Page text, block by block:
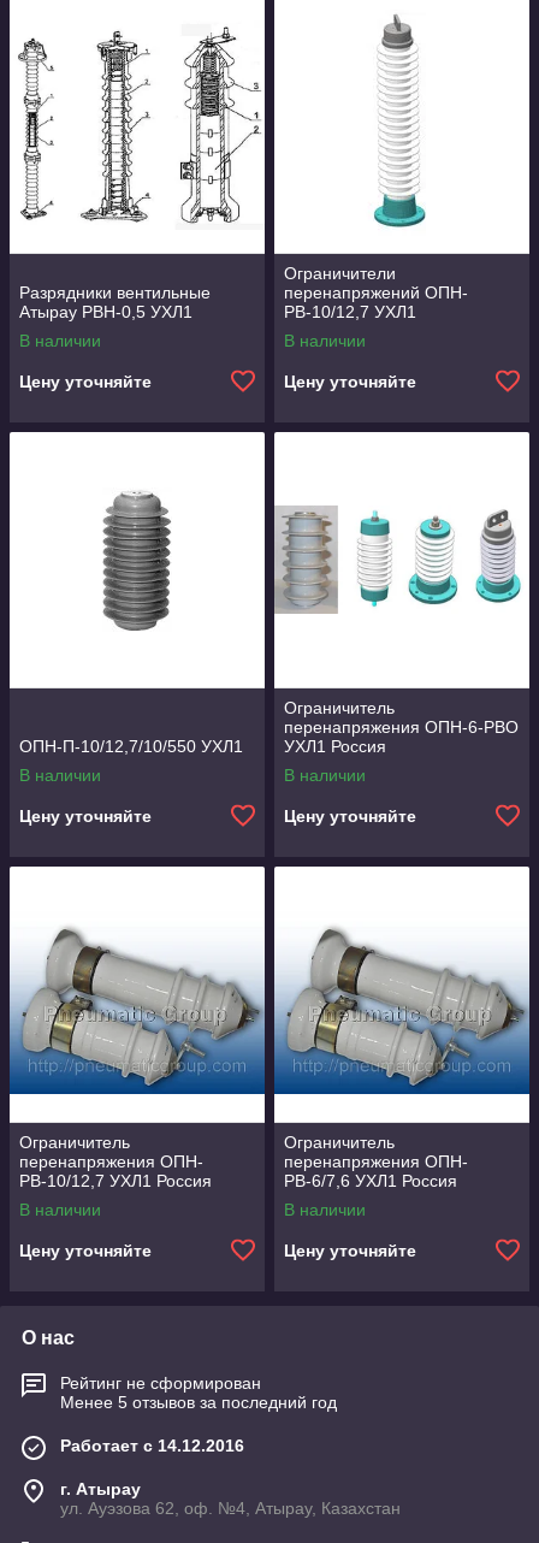
Разрядники вентильные
Атырау РВН-0,5 УХЛ1
В наличии
Цену уточняйте
Ограничители
перенапряжений ОПН-
РВ-10/12,7 УХЛ1
В наличии
Цену уточняйте
ОПН-П-10/12,7/10/550 УХЛ1
В наличии
Цену уточняйте
Ограничитель
перенапряжения ОПН-6-РВО
УХЛ1 Россия
В наличии
Цену уточняйте
Ограничитель
перенапряжения ОПН-
РВ-10/12,7 УХЛ1 Россия
В наличии
Цену уточняйте
Ограничитель
перенапряжения ОПН-
РВ-6/7,6 УХЛ1 Россия
В наличии
Цену уточняйте
О нас
Рейтинг не сформирован
Менее 5 отзывов за последний год
Работает с 14.12.2016
г. Атырау
ул. Ауэзова 62, оф. №4, Атырау, Казахстан